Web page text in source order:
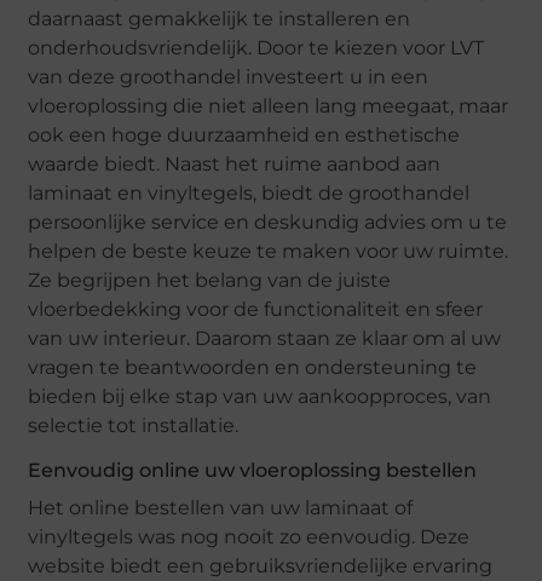
daarnaast gemakkelijk te installeren en
onderhoudsvriendelijk. Door te kiezen voor LVT
van deze groothandel investeert u in een
vloeroplossing die niet alleen lang meegaat, maar
ook een hoge duurzaamheid en esthetische
waarde biedt. Naast het ruime aanbod aan
laminaat en vinyltegels, biedt de groothandel
persoonlijke service en deskundig advies om u te
helpen de beste keuze te maken voor uw ruimte.
Ze begrijpen het belang van de juiste
vloerbedekking voor de functionaliteit en sfeer
van uw interieur. Daarom staan ze klaar om al uw
vragen te beantwoorden en ondersteuning te
bieden bij elke stap van uw aankoopproces, van
selectie tot installatie.
Eenvoudig online uw vloeroplossing bestellen
Het online bestellen van uw laminaat of
vinyltegels was nog nooit zo eenvoudig. Deze
website biedt een gebruiksvriendelijke ervaring